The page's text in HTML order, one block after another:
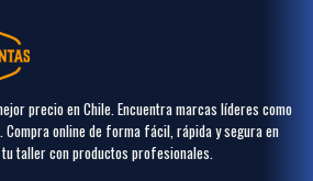
precio en Chile. Encuentra marcas líderes como
Compra online de forma fácil, rápida y segura en
taller con productos profesionales.